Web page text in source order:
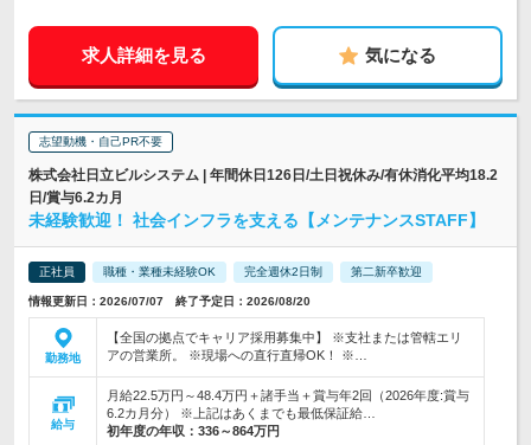
求人詳細を見る 気になる
志望動機・自己PR不要
株式会社日立ビルシステム | 年間休日126日/土日祝休み/有休消化平均18.2
日/賞与6.2カ月
未経験歓迎！ 社会インフラを支える【メンテナンスSTAFF】
正社員 職種・業種未経験OK 完全週休2日制 第二新卒歓迎
情報更新日：2026/07/07 終了予定日：2026/08/20
勤務地
【全国の拠点でキャリア採用募集中】 ※支社または管轄エリ
アの営業所。 ※現場への直行直帰OK！ ※…
給与
月給22.5万円～48.4万円＋諸手当＋賞与年2回（2026年度:賞与
6.2カ月分） ※上記はあくまでも最低保証給…
初年度の年収： 336～864万円